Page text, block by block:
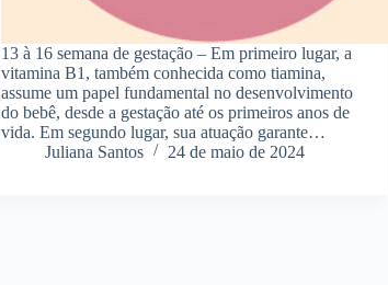
13 à 16 semana de gestação – Em primeiro lugar, a
vitamina B1, também conhecida como tiamina,
assume um papel fundamental no desenvolvimento
do bebê, desde a gestação até os primeiros anos de
vida. Em segundo lugar, sua atuação garante…
Juliana Santos
24 de maio de 2024